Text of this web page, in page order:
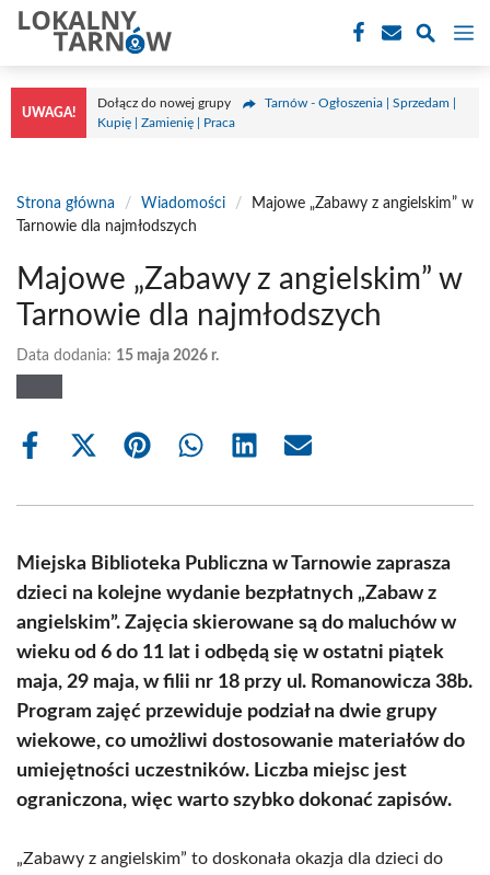
Przejdź
treści
UWAGA!
Dołącz do nowej grupy
Tarnów - Ogłoszenia | Sprzedam |
Kupię | Zamienię | Praca
Strona główna / Wiadomości /
Majowe „Zabawy z angielskim” w
Tarnowie dla najmłodszych
Majowe „Zabawy z angielskim” w
Tarnowie dla najmłodszych
Data dodania: 15 maja 2026 r.
Share
Share
(Twitter)
Share Share Share Share
Miejska Biblioteka Publiczna w Tarnowie zaprasza
dzieci na kolejne wydanie bezpłatnych „Zabaw z
angielskim”. Zajęcia skierowane są do maluchów w
wieku od 6 do 11 lat i odbędą się w ostatni piątek
maja, 29 maja, w filii nr 18 przy ul. Romanowicza 38b.
Program zajęć przewiduje podział na dwie grupy
wiekowe, co umożliwi dostosowanie materiałów do
umiejętności uczestników. Liczba miejsc jest
ograniczona, więc warto szybko dokonać zapisów.
„Zabawy z angielskim” to doskonała okazja dla dzieci do